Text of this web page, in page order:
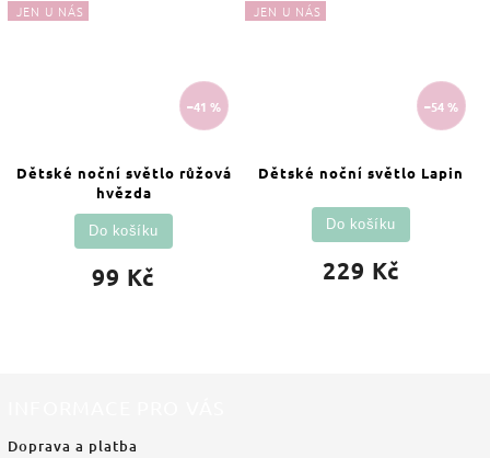
JEN U NÁS
–41 %
Dětské noční světlo růžová
hvězda
99 Kč
Do košíku
JEN U NÁS
–54 %
Dětské noční světlo Lapin
229 Kč
Do košíku
Doprava a platba